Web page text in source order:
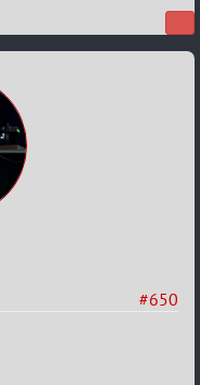
#650